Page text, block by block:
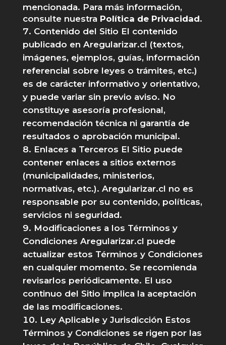
mencionada. Para más información,
consulte nuestra Política de Privacidad.
Contenido del Sitio El contenido
publicado en Aregularizar.cl (textos,
imágenes, ejemplos, guías, información
referencial sobre leyes o trámites, etc.)
es de carácter informativo y orientativo,
y puede variar sin previo aviso. No
constituye asesoría profesional,
recomendación técnica ni garantía de
resultados o aprobación municipal.
Enlaces a Terceros El Sitio puede
contener enlaces a sitios externos
(municipalidades, ministerios,
normativas, etc.). Aregularizar.cl no es
responsable por su contenido, políticas,
servicios ni seguridad.
Modificaciones a los Términos y
Condiciones Aregularizar.cl puede
actualizar estos Términos y Condiciones
en cualquier momento. Se recomienda
revisarlos periódicamente. El uso
continuo del Sitio implica la aceptación
de las modificaciones.
Ley Aplicable y Jurisdicción Estos
Términos y Condiciones se rigen por las